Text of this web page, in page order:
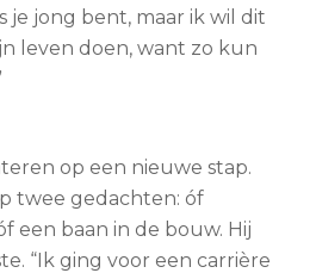
je jong bent, maar ik wil dit
leven doen, want zo kun
op een nieuwe stap.
twee gedachten: óf
een baan in de bouw. Hij
“Ik ging voor een carrière